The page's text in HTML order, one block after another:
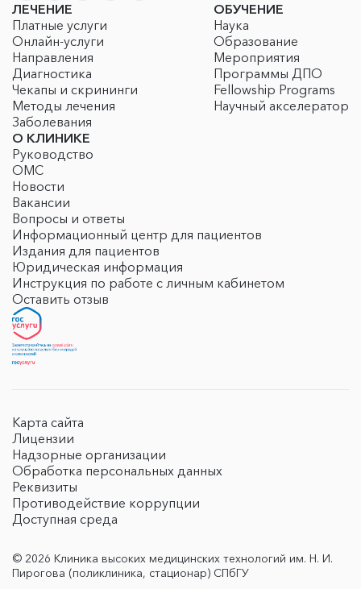
ЛЕЧЕНИЕ
Платные услуги
Онлайн-услуги
Направления
Диагностика
Чекапы и скрининги
Методы лечения
Заболевания
ОБУЧЕНИЕ
Наука
Образование
Мероприятия
Программы ДПО
Fellowship Programs
Научный акселератор
О КЛИНИКЕ
Руководство
ОМС
Новости
Вакансии
Вопросы и ответы
Информационный центр для пациентов
Издания для пациентов
Юридическая информация
Инструкция по работе с личным кабинетом
Оставить отзыв
Карта сайта
Лицензии
Надзорные организации
Обработка персональных данных
Реквизиты
Противодействие коррупции
Доступная среда
© 2026 Клиника высоких медицинских технологий им. Н. И.
Пирогова (поликлиника, стационар) СПбГУ